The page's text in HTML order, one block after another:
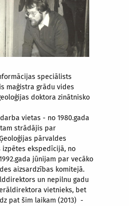
speciālists
maģistra grādu vides
doktora zinātnisko
vietas - no 1980.gada
strādājis par
pārvaldes
izpētes ekspedīcijā, no
jūnijam par vecāko
aizsardzības komitejā.
un nepilnu gadu
vietnieks, bet
pat šim laikam (2013) -